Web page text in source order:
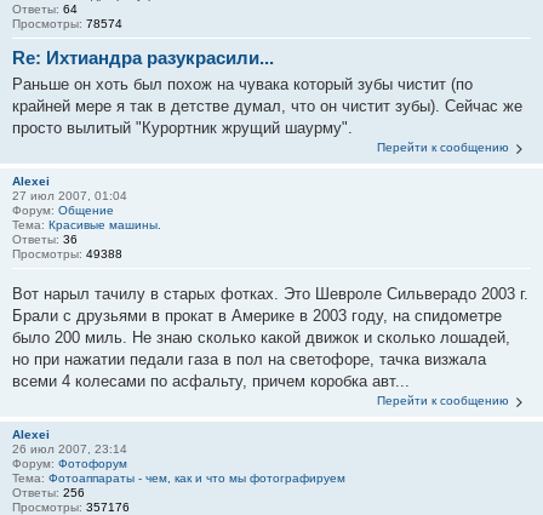
Ответы: 64
Просмотры: 78574
Re: Ихтиандра разукрасили...
Раньше он хоть был похож на чувака который зубы чистит (по
крайней мере я так в детстве думал, что он чистит зубы). Сейчас же
просто вылитый "Курортник жрущий шаурму".
Перейти к сообщению
Alexei
27 июл 2007, 01:04
Форум: Общение
Тема: Красивые машины.
Ответы: 36
Просмотры: 49388
Вот нарыл тачилу в старых фотках. Это Шевроле Сильверадо 2003 г.
Брали с друзьями в прокат в Америке в 2003 году, на спидометре
было 200 миль. Не знаю сколько какой движок и сколько лошадей,
но при нажатии педали газа в пол на светофоре, тачка визжала
всеми 4 колесами по асфальту, причем коробка авт...
Перейти к сообщению
Alexei
26 июл 2007, 23:14
Форум: Фотофорум
Тема: Фотоаппараты - чем, как и что мы фотографируем
Ответы: 256
Просмотры: 357176